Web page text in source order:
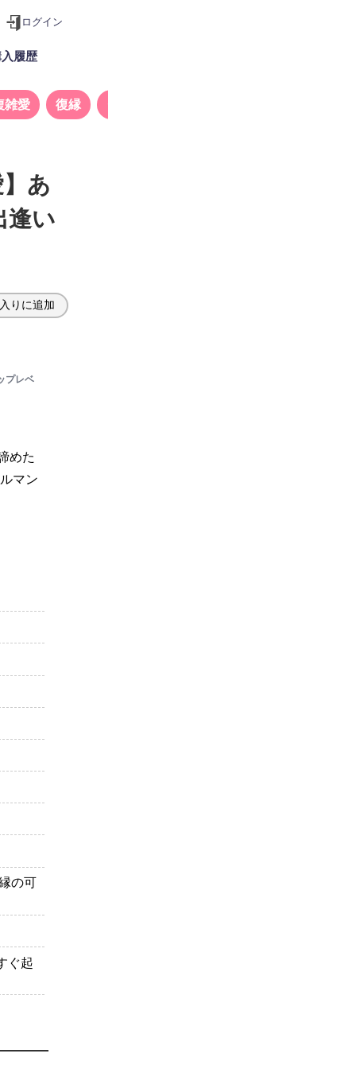
ログイン
履歴
雑愛 復縁
あ
逢い
りに追加
プレベ
めた
マン
の可
ぐ起